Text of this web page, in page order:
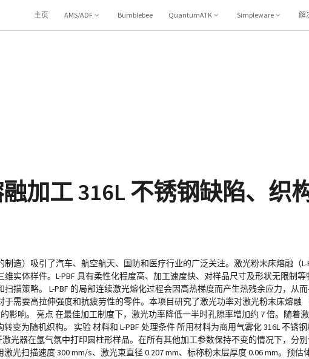
主页 AMS/ADF Bumblebee QuantumATK Simpleware 解
加工 316L 不锈钢缺陷、织
造）吸引了汽车、航空航天、国防和医疗行业的广泛关注。激光粉末床熔融（L-
实体样件。L-PBF 具有柔性化程度高、加工速度快、对样品尺寸及形状无限制等
描策略。 L-PBF 的局部连续激光熔化过程会因高热梯度而产生热残余应力，从
需要高拉伸强度和抗疲劳性的零件。本项目研究了激光功率对激光粉末床熔融
影响。 亮点 在最佳加工制度下，激光功率降低一半时孔隙率增加约 7 倍。随着
变为随机织构。 实验 材料和 L-PBF 处理条件 所用材料为商用气雾化 316L 不锈钢
光器在氩气氛中打印圆柱形样品。在所有其他加工参数保持不变的情况下，分别
光扫描速度 300 mm/s、激光束直径 0.207 mm、标称粉末层厚度 0.06 mm。预估